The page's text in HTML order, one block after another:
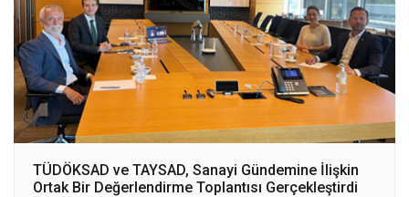
TÜDÖKSAD ve TAYSAD, Sanayi Gündemine İlişkin
Ortak Bir Değerlendirme Toplantısı Gerçekleştirdi